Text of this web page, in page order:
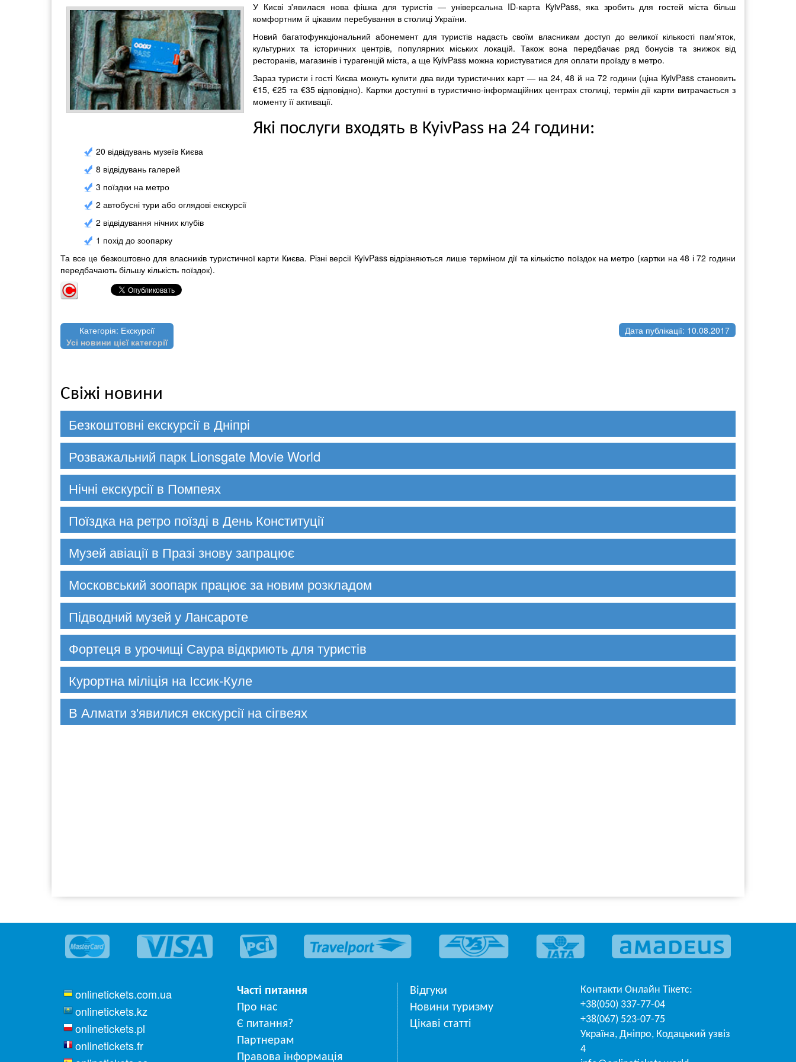
У Києві з'явилася нова фішка для туристів — універсальна ID-карта KyivPass, яка зробить для гостей міста більш
комфортним й цікавим перебування в столиці України.
Новий багатофункціональний абонемент для туристів надасть своїм власникам доступ до великої кількості пам'яток,
культурних та історичних центрів, популярних міських локацій. Також вона передбачає ряд бонусів та знижок від
ресторанів, магазинів і турагенцій міста, а ще KyivPass можна користуватися для оплати проїзду в метро.
Зараз туристи і гості Києва можуть купити два види туристичних карт — на 24, 48 й на 72 години (ціна KyivPass становить
€15, €25 та €35 відповідно). Картки доступні в туристично-інформаційних центрах столиці, термін дії карти витрачається з
моменту її активації.
Які послуги входять в KyivPass на 24 години:
20 відвідувань музеїв Києва
8 відвідувань галерей
3 поїздки на метро
2 автобусні тури або оглядові екскурсії
2 відвідування нічних клубів
1 похід до зоопарку
Та все це безкоштовно для власників туристичної карти Києва. Різні версії KyivPass відрізняються лише терміном дії та кількістю поїздок на метро (картки на 48 і 72 години
передбачають більшу кількість поїздок).
Категорія: Екскурсії
Усі новини цієї категорії
Дата публікації: 10.08.2017
Свіжі новини
Безкоштовні екскурсії в Дніпрі
Розважальний парк Lionsgate Movie World
Нічні екскурсії в Помпеях
Поїздка на ретро поїзді в День Конституції
Музей авіації в Празі знову запрацює
Московський зоопарк працює за новим розкладом
Підводний музей у Лансароте
Фортеця в урочищі Саура відкриють для туристів
Курортна міліція на Іссик-Куле
В Алмати з'явилися екскурсії на сігвеях
onlinetickets.com.ua
onlinetickets.kz
onlinetickets.pl
onlinetickets.fr
Часті питання
Про нас
Є питання?
Партнерам
Правова інформація
Відгуки
Новини туризму
Цікаві статті
Контакти Онлайн Тікетс:
+38(050) 337-77-04
+38(067) 523-07-75
Україна, Дніпро, Кодацький узвіз
4